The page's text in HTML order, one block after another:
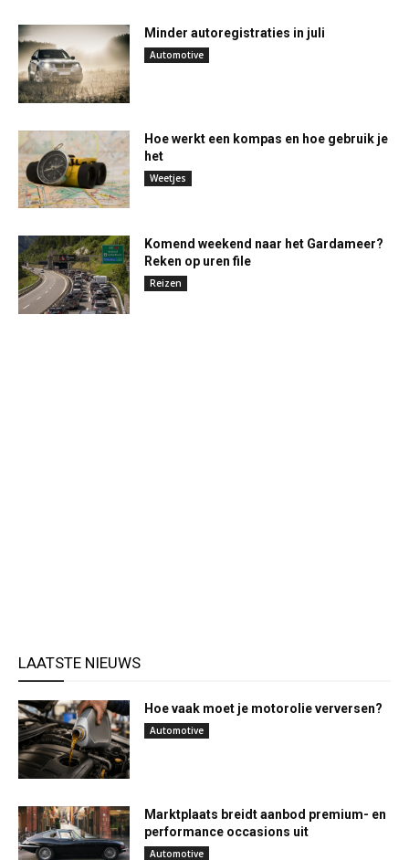
Minder autoregistraties in juli
Automotive
Hoe werkt een kompas en hoe gebruik je
het
Weetjes
Komend weekend naar het Gardameer?
Reken op uren file
Reizen
LAATSTE NIEUWS
Hoe vaak moet je motorolie verversen?
Automotive
Marktplaats breidt aanbod premium- en
performance occasions uit
Automotive